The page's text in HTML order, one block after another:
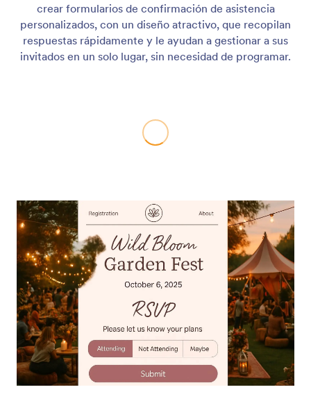
crear formularios de confirmación de asistencia
personalizados, con un diseño atractivo, que recopilan
respuestas rápidamente y le ayudan a gestionar a sus
invitados en un solo lugar, sin necesidad de programar.